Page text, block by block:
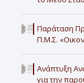
Παράταση
Π.Μ.Σ.
Ανάπτυξη
για την